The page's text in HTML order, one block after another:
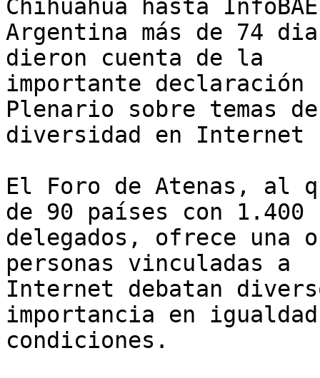
Chihuahua hasta
Argentina más de 74
dieron cuenta de la
importante
Plenario sobre temas
diversidad en Internet
El Foro de Atenas, al
de 90 países con 1.400
delegados, ofrece una
personas vinculadas a
Internet debatan
importancia en
condiciones.